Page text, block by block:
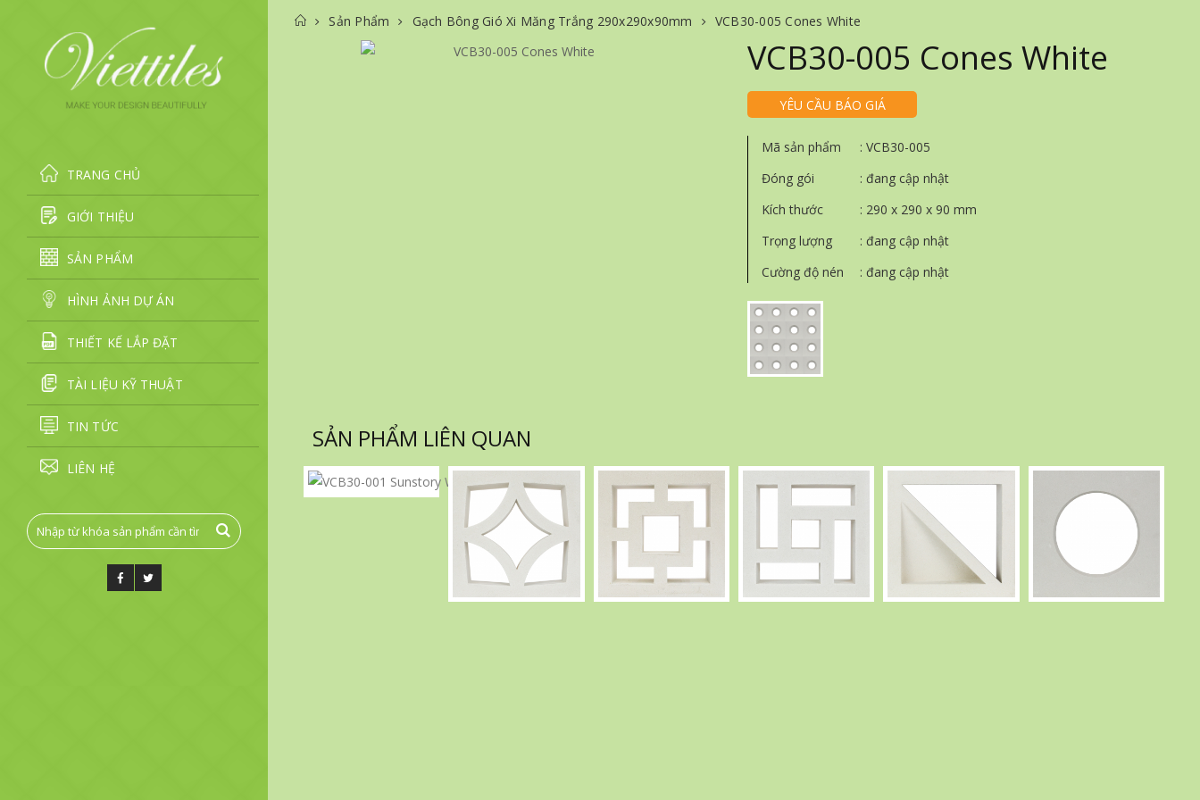
TRANG CHỦ
GIỚI THIỆU
SẢN PHẨM
HÌNH ẢNH DỰ ÁN
THIẾT KẾ LẮP ĐẶT
TÀI LIỆU KỸ THUẬT
TIN TỨC
LIÊN HỆ
Sản Phẩm Gạch Bông Gió Xi Măng Trắng 290x290x90mm VCB30-005 Cones White
VCB30-005 Cones White
YÊU CẦU BÁO GIÁ
Mã sản phẩm
: VCB30-005
Đóng gói
: đang cập nhật
Kích thước
: 290 x 290 x 90 mm
Trọng lượng
: đang cập nhật
Cường độ nén
: đang cập nhật
SẢN PHẨM LIÊN QUAN